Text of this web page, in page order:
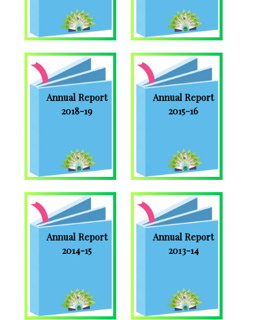
Annual Report
2018-19
Annual Report
2015-16
Annual Report
2014-15
Annual Report
2013-14